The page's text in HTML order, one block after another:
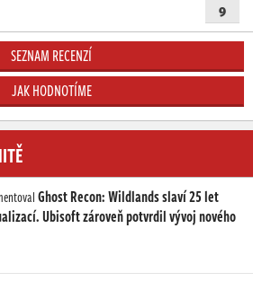
9
SEZNAM RECENZÍ
JAK HODNOTÍME
Ghost Recon: Wildlands slaví 25 let
Ubisoft zároveň potvrdil vývoj nového